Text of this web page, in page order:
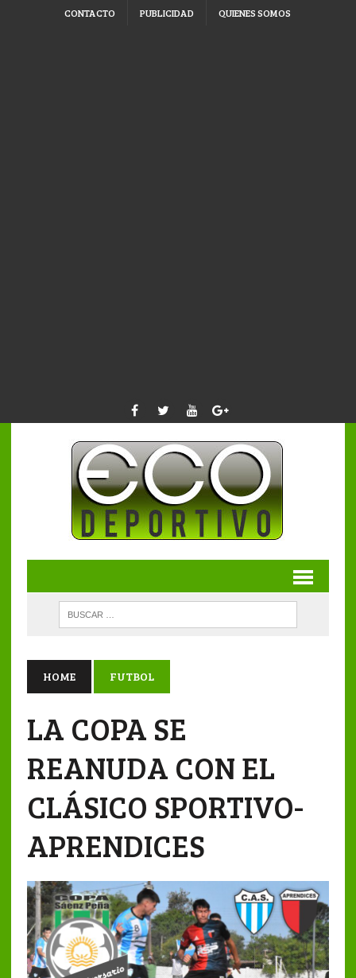
CONTACTO PUBLICIDAD QUIENES SOMOS
HOME FUTBOL
LA COPA SE
REANUDA CON EL
CLÁSICO SPORTIVO-
APRENDICES